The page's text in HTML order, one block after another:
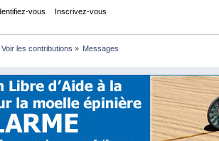
vous Inscrivez-vous
Voir les contributions » Messages